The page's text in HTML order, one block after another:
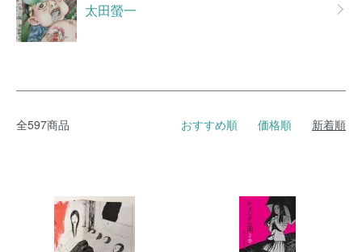
太田螢一
全597商品 おすすめ順 価格順 新着順